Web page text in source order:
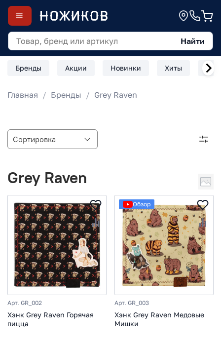
Найти
Бренды Акции Новинки Хиты
Главная Бренды Grey Raven
Grey Raven
Арт. GR_002
Хэнк Grey Raven Горячая
пицца
Обзор
Арт. GR_003
Хэнк Grey Raven Медовые
Мишки